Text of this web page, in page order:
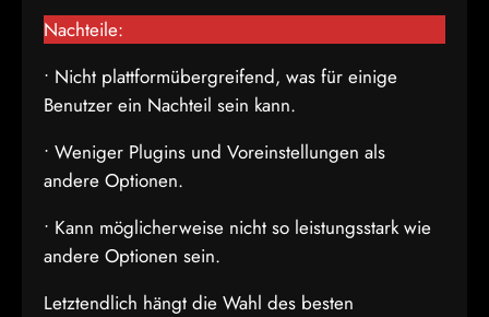
Nachteile:
• Nicht plattformübergreifend, was für einige
Benutzer ein Nachteil sein kann.
• Weniger Plugins und Voreinstellungen als
andere Optionen.
• Kann möglicherweise nicht so leistungsstark wie
andere Optionen sein.
Letztendlich hängt die Wahl des besten